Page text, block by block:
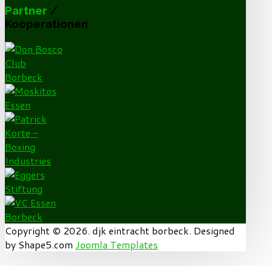
Partner /
Kooperationen
Copyright © 2026. djk eintracht borbeck. Designed
by Shape5.com Joomla Templates